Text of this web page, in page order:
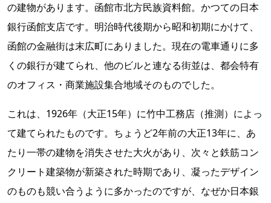
の建物があります。函館市北方民族資料館。かつての日本
銀行函館支店です。明治時代後期から昭和初期にかけて、
函館の金融街は末広町にありました。現在の電車通りに多
くの銀行が建てられ、他のビルと連なる街並は、都会特有
のオフィス・商業施設集合地域そのものでした。
これは、1926年（大正15年）に竹中工務店（推測）によっ
て建てられたものです。ちょうど2年前の大正13年に、あ
たり一帯の建物を消失させた大火があり、次々と鉄筋コン
クリート建築物が新築された時期であり、凝ったデザイン
のものも競い合うように多かったのですが、なぜか日本銀